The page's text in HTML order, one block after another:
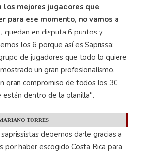
los mejores jugadores que
para ese momento, no vamos a
quedan en disputa 6 puntos y
los 6 porque así es Saprissa;
de jugadores que todo lo quiere
un gran profesionalismo,
gran compromiso de todos los 30
están dentro de la planilla".
TORRES
debemos darle gracias a
por haber escogido Costa Rica para